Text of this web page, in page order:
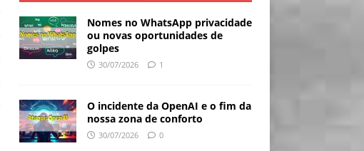
Nomes no WhatsApp privacidade
ou novas oportunidades de
golpes
30/07/2026 1
O incidente da OpenAI e o fim da
nossa zona de conforto
30/07/2026 0